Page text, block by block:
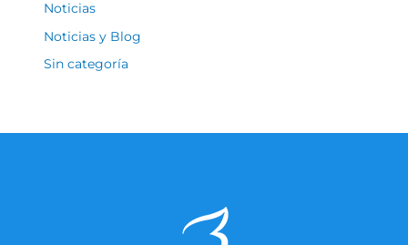
Noticias
Noticias y Blog
Sin categoría